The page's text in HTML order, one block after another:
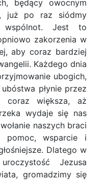
będący owocnym
już po raz siódmy
wspólnot. Jest to
zakorzenia w
aby coraz bardziej
Każdego dnia
ubogich,
płynie przez
większa, aż
wydaje się nas
naszych braci
wsparcie i
Dlatego w
Jezusa
gromadzimy się